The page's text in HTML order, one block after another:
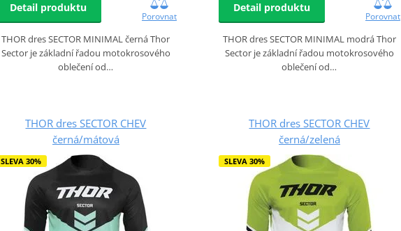
Detail produktu
Porovnat
THOR dres SECTOR MINIMAL černá Thor
Sector je základní řadou motokrosového
oblečení od…
Detail produktu
Porovnat
THOR dres SECTOR MINIMAL modrá Thor
Sector je základní řadou motokrosového
oblečení od…
THOR dres SECTOR CHEV
černá/mátová
SLEVA 30%
THOR dres SECTOR CHEV
černá/zelená
SLEVA 30%